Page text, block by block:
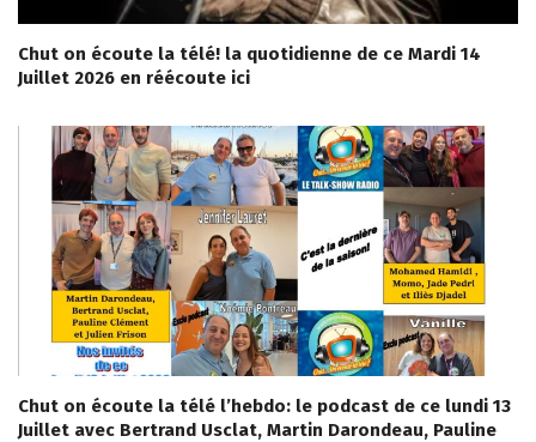
Chut on écoute la télé! la quotidienne de ce Mardi 14
Juillet 2026 en réécoute ici
Chut on écoute la télé l’hebdo: le podcast de ce lundi 13
Juillet avec Bertrand Usclat, Martin Darondeau, Pauline